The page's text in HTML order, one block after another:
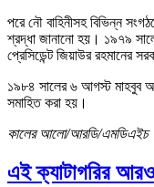
পরে নৌ বাহিনীসহ বিভিন্ন
শ্রদ্ধা জানানো হয়। ১৯৭৯
প্রেসিডেন্ট জিয়াউর রহমানের
১৯৮৪ সালের ৬ আগস্ট মাহবুব
সমাহিত করা হয়।
কালের আলো/আরডি/এমডিএইচ
এই ক্যাটাগরির